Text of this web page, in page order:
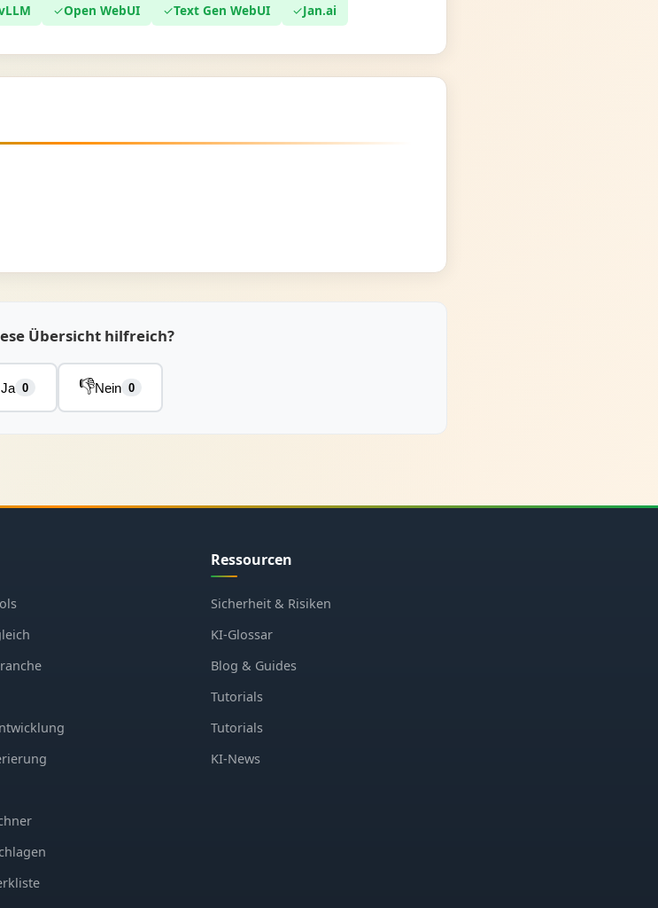
✓Open WebUI ✓Text Gen WebUI ✓Jan.ai
Übersicht hilfreich?
Ja 0 👎Nein 0
Ressourcen
Sicherheit & Risiken
KI-Glossar
Blog & Guides
Tutorials
Tutorials
KI-News